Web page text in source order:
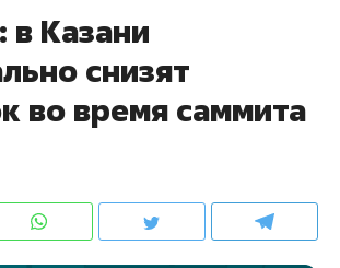
Казани
снизят
во время саммита